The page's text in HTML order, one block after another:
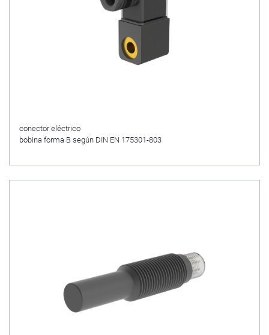
conector eléctrico
bobina forma B según DIN EN 175301-803